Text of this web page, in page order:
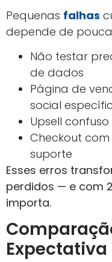
Pequenas falhas
depende de
Não testar
de dados
Página de
social
Upsell
Checkout
suporte
Esses erros
perdidos — e com
importa.
Expectativa